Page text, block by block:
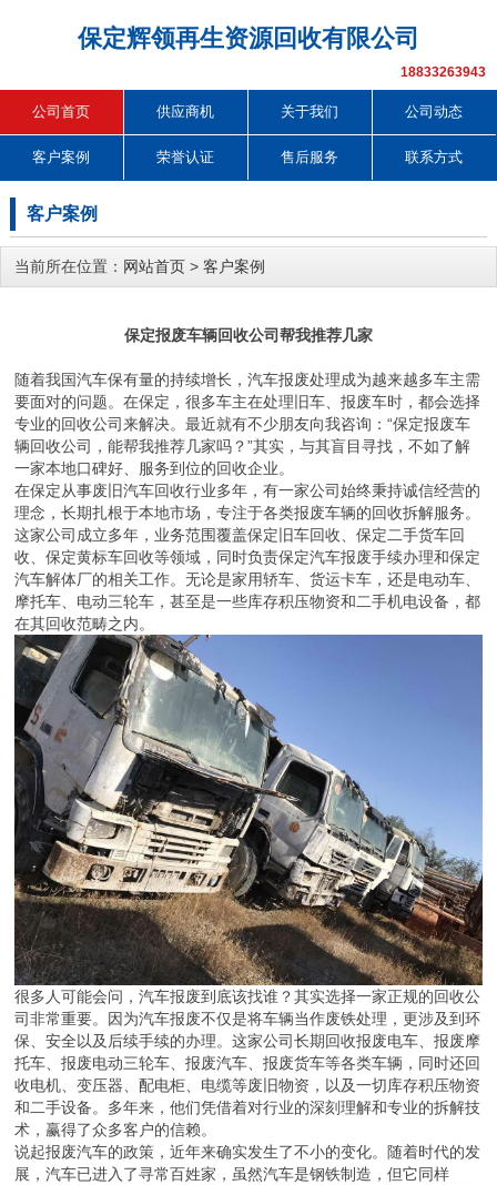
保定辉领再生资源回收有限公司
18833263943
公司首页 供应商机 关于我们 公司动态
客户案例 荣誉认证 售后服务 联系方式
客户案例
当前所在位置： 网站首页 > 客户案例
保定报废车辆回收公司帮我推荐几家
随着我国汽车保有量的持续增长，汽车报废处理成为越来越多车主需
要面对的问题。在保定，很多车主在处理旧车、报废车时，都会选择
专业的回收公司来解决。最近就有不少朋友向我咨询：“保定报废车
辆回收公司，能帮我推荐几家吗？”其实，与其盲目寻找，不如了解
一家本地口碑好、服务到位的回收企业。
在保定从事废旧汽车回收行业多年，有一家公司始终秉持诚信经营的
理念，长期扎根于本地市场，专注于各类报废车辆的回收拆解服务。
这家公司成立多年，业务范围覆盖保定旧车回收、保定二手货车回
收、保定黄标车回收等领域，同时负责保定汽车报废手续办理和保定
汽车解体厂的相关工作。无论是家用轿车、货运卡车，还是电动车、
摩托车、电动三轮车，甚至是一些库存积压物资和二手机电设备，都
在其回收范畴之内。
很多人可能会问，汽车报废到底该找谁？其实选择一家正规的回收公
司非常重要。因为汽车报废不仅是将车辆当作废铁处理，更涉及到环
保、安全以及后续手续的办理。这家公司长期回收报废电车、报废摩
托车、报废电动三轮车、报废汽车、报废货车等各类车辆，同时还回
收电机、变压器、配电柜、电缆等废旧物资，以及一切库存积压物资
和二手设备。多年来，他们凭借着对行业的深刻理解和专业的拆解技
术，赢得了众多客户的信赖。
说起报废汽车的政策，近年来确实发生了不小的变化。随着时代的发
展，汽车已进入了寻常百姓家，虽然汽车是钢铁制造，但它同样